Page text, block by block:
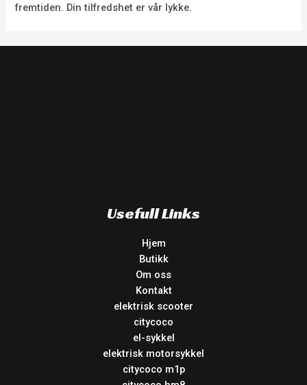
fremtiden. Din tilfredshet er vår lykke.
Usefull Links
Hjem
Butikk
Om oss
Kontakt
elektrisk scooter
citycoco
el-sykkel
elektrisk motorsykkel
citycoco m1p